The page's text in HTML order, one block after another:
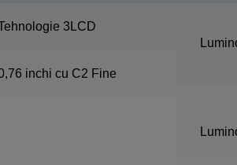
3LCD
inchi cu C2 Fine